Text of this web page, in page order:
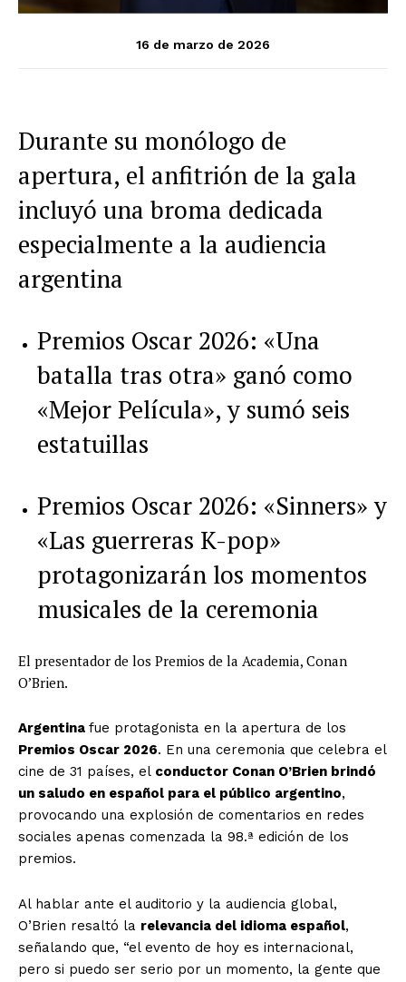
16 de marzo de 2026
Durante su monólogo de
apertura, el anfitrión de la gala
incluyó una broma dedicada
especialmente a la audiencia
argentina
Premios Oscar 2026: «Una
batalla tras otra» ganó como
«Mejor Película», y sumó seis
estatuillas
Premios Oscar 2026: «Sinners» y
«Las guerreras K-pop»
protagonizarán los momentos
musicales de la ceremonia
El presentador de los Premios de la Academia, Conan
O’Brien.
Argentina fue protagonista en la apertura de los
Premios Oscar 2026. En una ceremonia que celebra el
cine de 31 países, el conductor Conan O’Brien brindó
un saludo en español para el público argentino,
provocando una explosión de comentarios en redes
sociales apenas comenzada la 98.ª edición de los
premios.
Al hablar ante el auditorio y la audiencia global,
O’Brien resaltó la relevancia del idioma español,
señalando que, “el evento de hoy es internacional,
pero si puedo ser serio por un momento, la gente que